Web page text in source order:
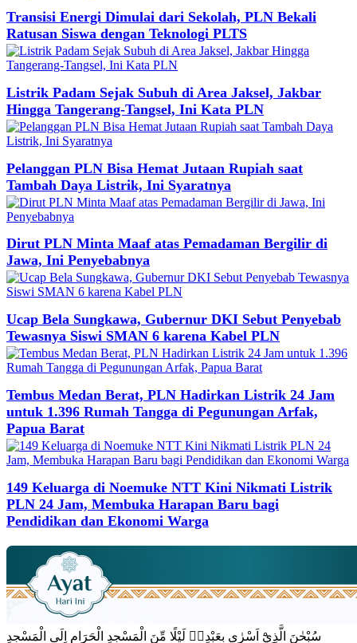
Transisi Energi Dimulai dari Sekolah, PLN Bekali
Ratusan Siswa dengan Teknologi PLTS
Listrik Padam Sejak Subuh di Area Jaksel, Jakbar
Hingga Tangerang-Tangsel, Ini Kata PLN
Pelanggan PLN Bisa Hemat Jutaan Rupiah saat
Tambah Daya Listrik, Ini Syaratnya
Dirut PLN Minta Maaf atas Pemadaman Bergilir di
Jawa, Ini Penyebabnya
Ucap Bela Sungkawa, Gubernur DKI Sebut Penyebab
Tewasnya Siswi SMAN 6 karena Kabel PLN
Tembus Medan Berat, PLN Hadirkan Listrik 24 Jam
untuk 1.396 Rumah Tangga di Pegunungan Arfak,
Papua Barat
149 Keluarga di Noemuke NTT Kini Nikmati Listrik
PLN 24 Jam, Membuka Harapan Baru bagi
Pendidikan dan Ekonomi Warga
سُبْحٰنَ الَّذِيْٓ اَسْرٰى بِعَبْدِهٖ لَيْلًا مِّنَ الْمَسْجِدِ الْحَرَامِ اِلَى الْمَسْجِدِ